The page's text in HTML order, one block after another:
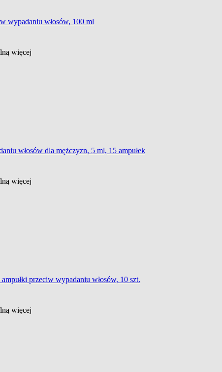
wypadaniu włosów, 100 ml
więcej
włosów dla mężczyzn, 5 ml, 15 ampułek
więcej
przeciw wypadaniu włosów, 10 szt.
więcej